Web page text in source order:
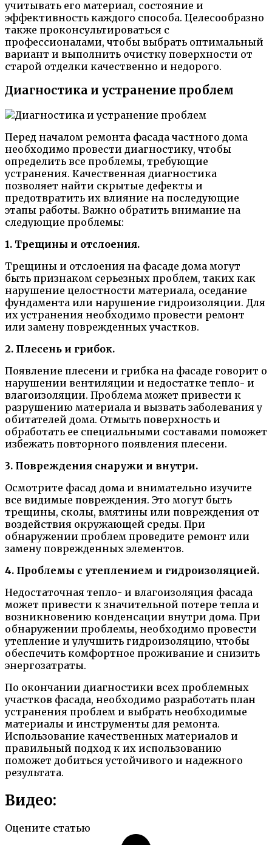
учитывать его материал, состояние и
эффективность каждого способа. Целесообразно
также проконсультироваться с
профессионалами, чтобы выбрать оптимальный
вариант и выполнить очистку поверхности от
старой отделки качественно и недорого.
Диагностика и устранение проблем
Перед началом ремонта фасада частного дома
необходимо провести диагностику, чтобы
определить все проблемы, требующие
устранения. Качественная диагностика
позволяет найти скрытые дефекты и
предотвратить их влияние на последующие
этапы работы. Важно обратить внимание на
следующие проблемы:
1. Трещины и отслоения.
Трещины и отслоения на фасаде дома могут
быть признаком серьезных проблем, таких как
нарушение целостности материала, оседание
фундамента или нарушение гидроизоляции. Для
их устранения необходимо провести ремонт
или замену поврежденных участков.
2. Плесень и грибок.
Появление плесени и грибка на фасаде говорит о
нарушении вентиляции и недостатке тепло- и
влагоизоляции. Проблема может привести к
разрушению материала и вызвать заболевания у
обитателей дома. Отмыть поверхность и
обработать ее специальными составами поможет
избежать повторного появления плесени.
3. Повреждения снаружи и внутри.
Осмотрите фасад дома и внимательно изучите
все видимые повреждения. Это могут быть
трещины, сколы, вмятины или повреждения от
воздействия окружающей среды. При
обнаружении проблем проведите ремонт или
замену поврежденных элементов.
4. Проблемы с утеплением и гидроизоляцией.
Недостаточная тепло- и влагоизоляция фасада
может привести к значительной потере тепла и
возникновению конденсации внутри дома. При
обнаружении проблемы, необходимо провести
утепление и улучшить гидроизоляцию, чтобы
обеспечить комфортное проживание и снизить
энергозатраты.
По окончании диагностики всех проблемных
участков фасада, необходимо разработать план
устранения проблем и выбрать необходимые
материалы и инструменты для ремонта.
Использование качественных материалов и
правильный подход к их использованию
поможет добиться устойчивого и надежного
результата.
Видео:
Оцените статью